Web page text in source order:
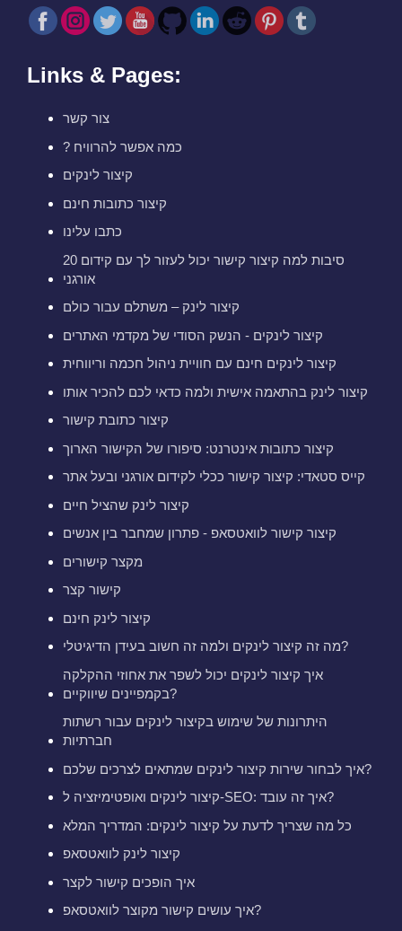
Links & Pages:
צור קשר
? כמה אפשר להרוויח
קיצור לינקים
קיצור כתובות חינם
כתבו עלינו
20 סיבות למה קיצור קישור יכול לעזור לך עם קידום
אורגני
קיצור לינק – משתלם עבור כולם
קיצור לינקים - הנשק הסודי של מקדמי האתרים
קיצור לינקים חינם עם חוויית ניהול חכמה וריווחית
קיצור לינק בהתאמה אישית ולמה כדאי לכם להכיר אותו
קיצור כתובת קישור
קיצור כתובות אינטרנט: סיפורו של הקישור הארוך
קייס סטאדי: קיצור קישור ככלי לקידום אורגני ובעל אתר
קיצור לינק שהציל חיים
קיצור קישור לוואטסאפ - פתרון שמחבר בין אנשים
מקצר קישורים
קישור קצר
קיצור לינק חינם
מה זה קיצור לינקים ולמה זה חשוב בעידן הדיגיטלי?
איך קיצור לינקים יכול לשפר את אחוזי ההקלקה
בקמפיינים שיווקיים?
היתרונות של שימוש בקיצור לינקים עבור רשתות
חברתיות
איך לבחור שירות קיצור לינקים שמתאים לצרכים שלכם?
קיצור לינקים ואופטימיזציה ל-SEO: איך זה עובד?
כל מה שצריך לדעת על קיצור לינקים: המדריך המלא
קיצור לינק לוואטסאפ
איך הופכים קישור לקצר
איך עושים קישור מקוצר לוואטסאפ?